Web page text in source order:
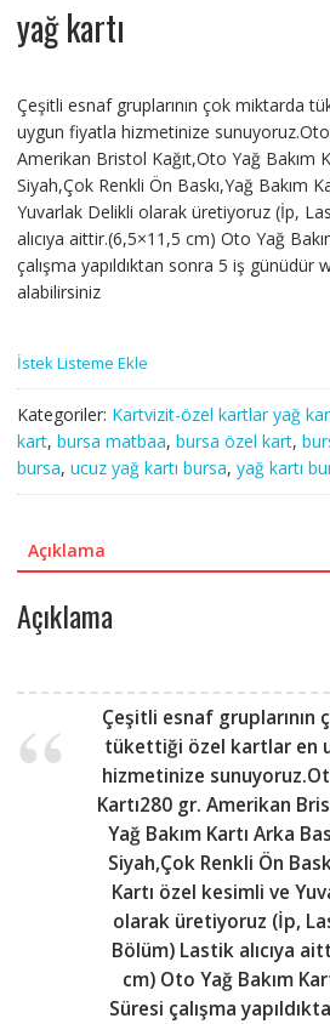
yağ kartı
Çeşitli esnaf gruplarının çok miktarda
uygun fiyatla hizmetinize sunuyoruz.Oto
Amerikan Bristol Kağıt,Oto Yağ Bakım
Siyah,Çok Renkli Ön Baskı,Yağ Bakım
Yuvarlak Delikli olarak üretiyoruz (İp,
alıcıya aittir.(6,5×11,5 cm) Oto Yağ
çalışma yapıldıktan sonra 5 iş günüdür
alabilirsiniz
İstek Listeme Ekle
Kategoriler: Kartvizit-özel kartlar yağ
kart, bursa matbaa, bursa özel kart,
bursa, ucuz yağ kartı bursa, yağ kartı
Açıklama
Açıklama
Çeşitli esnaf gruplarının
tükettiği özel kartlar en
hizmetinize
Kartı280 gr. Amerikan
Yağ Bakım Kartı Arka
Siyah,Çok Renkli Ön
Kartı özel kesimli ve
olarak üretiyoruz (İp,
Bölüm) Lastik alıcıya
cm) Oto Yağ Bakım
Süresi çalışma